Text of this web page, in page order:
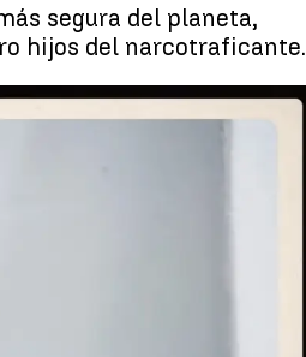
segura del planeta,
hijos del narcotraficante.